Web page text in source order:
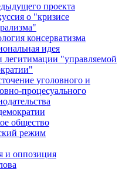
проекта
о "кризисе
консерватизма
идея
легитимации "управляемой
уголовного и
процесуального
общество
режим
и оппозиция